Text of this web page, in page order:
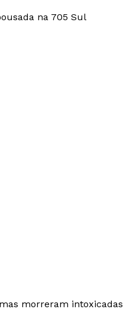
na 705 Sul
morreram intoxicadas